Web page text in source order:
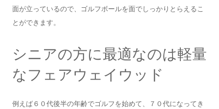
面が立っているので、ゴルフボールを面でしっかりとらえるこ
とができます。
シニアの方に最適なのは軽量
なフェアウェイウッド
例えば６０代後半の年齢でゴルフを始めて、７０代になってき